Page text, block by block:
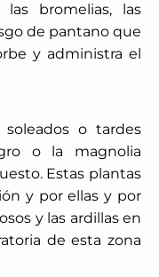
bromelias, las
de pantano que
y administra el
o tardes
o la magnolia
Estas plantas
y por ellas y por
y las ardillas en
de esta zona